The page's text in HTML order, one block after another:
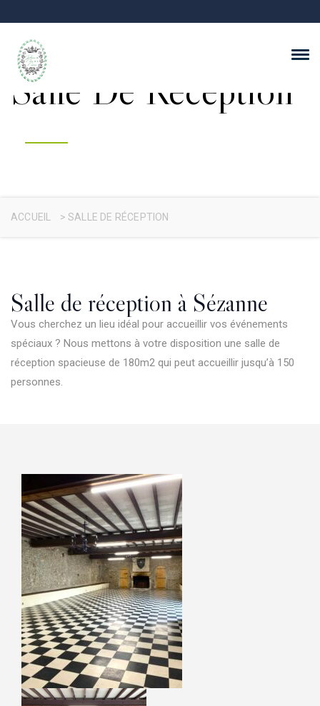
Salle De Réception
ACCUEIL >SALLE DE RÉCEPTION
Salle de réception à Sézanne
Vous cherchez un lieu idéal pour accueillir vos événements
spéciaux ? Nous mettons à votre disposition une salle de
réception spacieuse de 180m2 qui peut accueillir jusqu’à 150
personnes.